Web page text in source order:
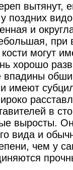
вытянут,
поздних
и
при
могут
хорошо
впадины
имеют
в
выросты.
вида и
чем у